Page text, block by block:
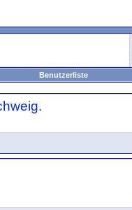
Benutzerliste